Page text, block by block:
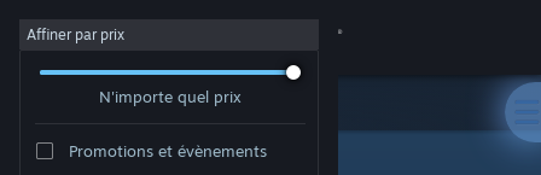
Se connecter
Magasin
Affiner par prix
N'importe quel prix
Promotions et évènements